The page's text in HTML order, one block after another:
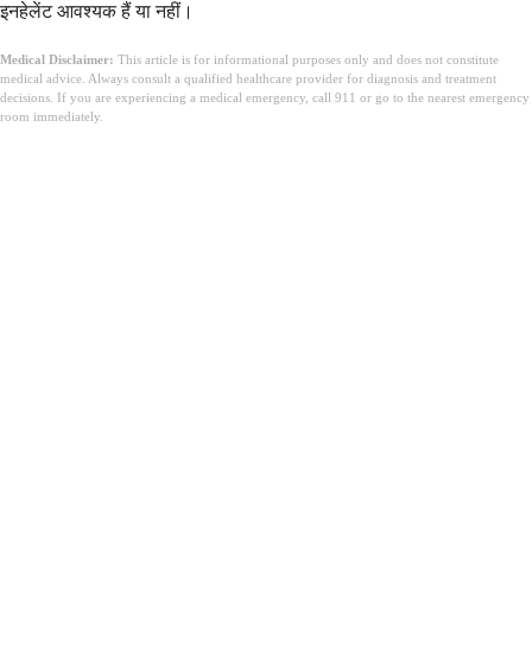
इनहेलेंट आवश्यक हैं या नहीं।
Medical Disclaimer: This article is for informational purposes only and does not constitute
medical advice. Always consult a qualified healthcare provider for diagnosis and treatment
decisions. If you are experiencing a medical emergency, call 911 or go to the nearest emergency
room immediately.